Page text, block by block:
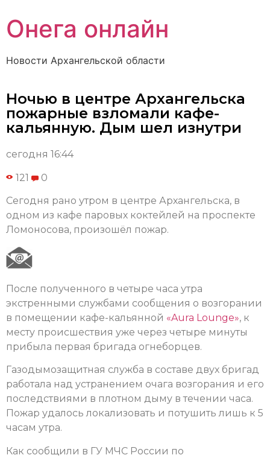
Онега онлайн
Новости Архангельской области
Ночью в центре Архангельска
пожарные взломали кафе-
кальянную. Дым шел изнутри
сегодня 16:44
121 0
Сегодня рано утром в центре Архангельска, в
одном из кафе паровых коктейлей на проспекте
Ломоносова, произошёл пожар.
После полученного в четыре часа утра
экстренными службами сообщения о возгорании
в помещении кафе-кальянной «Aura Lounge», к
месту происшествия уже через четыре минуты
прибыла первая бригада огнеборцев.
Газодымозащитная служба в составе двух бригад
работала над устранением очага возгорания и его
последствиями в плотном дыму в течении часа.
Пожар удалось локализовать и потушить лишь к 5
часам утра.
Как сообщили в ГУ МЧС России по